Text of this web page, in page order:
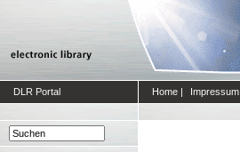
DLR Portal Home | Impressum